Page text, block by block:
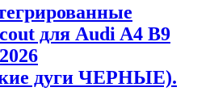
для Audi A4 B9
дуги ЧЕРНЫЕ).